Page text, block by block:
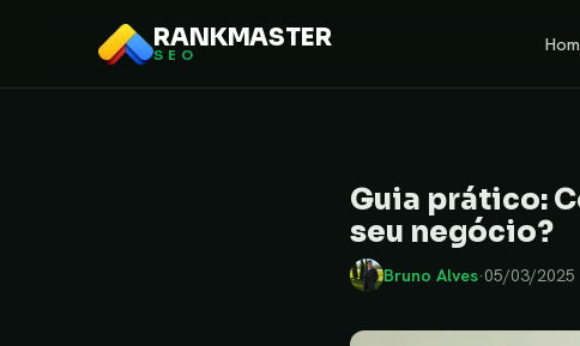
RANKMASTER
SEO
Guia prático:
seu negócio?
Bruno Alves·05/03/2025